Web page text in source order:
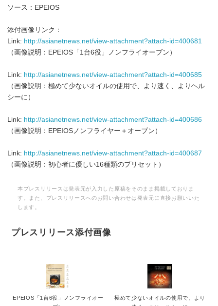
ソース：EPEIOS
添付画像リンク：
Link: http://asianetnews.net/view-attachment?attach-id=400681
（画像説明：EPEIOS「1台6役」ノンフライオーブン）
Link: http://asianetnews.net/view-attachment?attach-id=400685
（画像説明：極めて少ないオイルの使用で、より速く、よりヘル
シーに）
Link: http://asianetnews.net/view-attachment?attach-id=400686
（画像説明：EPEIOSノンフライヤー＋オーブン）
Link: http://asianetnews.net/view-attachment?attach-id=400687
（画像説明：初心者に優しい16種類のプリセット）
本プレスリリースは発表元が入力した原稿をそのまま掲載しておりま
す。また、プレスリリースへのお問い合わせは発表元に直接お願いいた
します。
プレスリリース添付画像
EPEIOS「1台6役」ノンフライオー
極めて少ないオイルの使用で、より